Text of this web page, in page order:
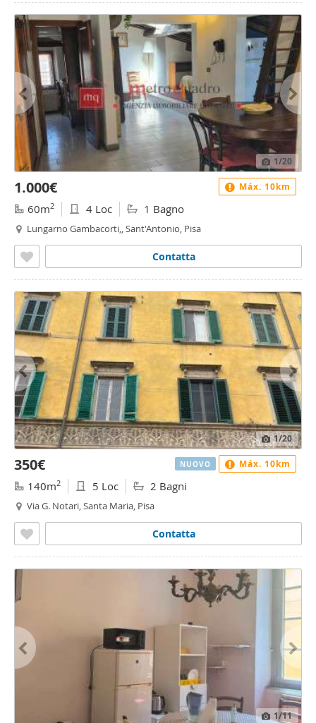
1/20
1.000€
60m2 4 Loc 1 Bagno
Lungarno Gambacorti,, Sant'Antonio, Pisa
Contatta
Máx. 10km
1/20
350€
140m2 5 Loc 2 Bagni
Via G. Notari, Santa Maria, Pisa
Contatta
NUOVO Máx. 10km
1/11